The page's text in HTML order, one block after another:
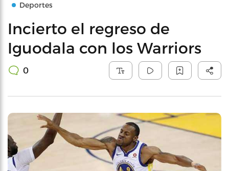
Deportes
Incierto el regreso de
Iguodala con los Warriors
0